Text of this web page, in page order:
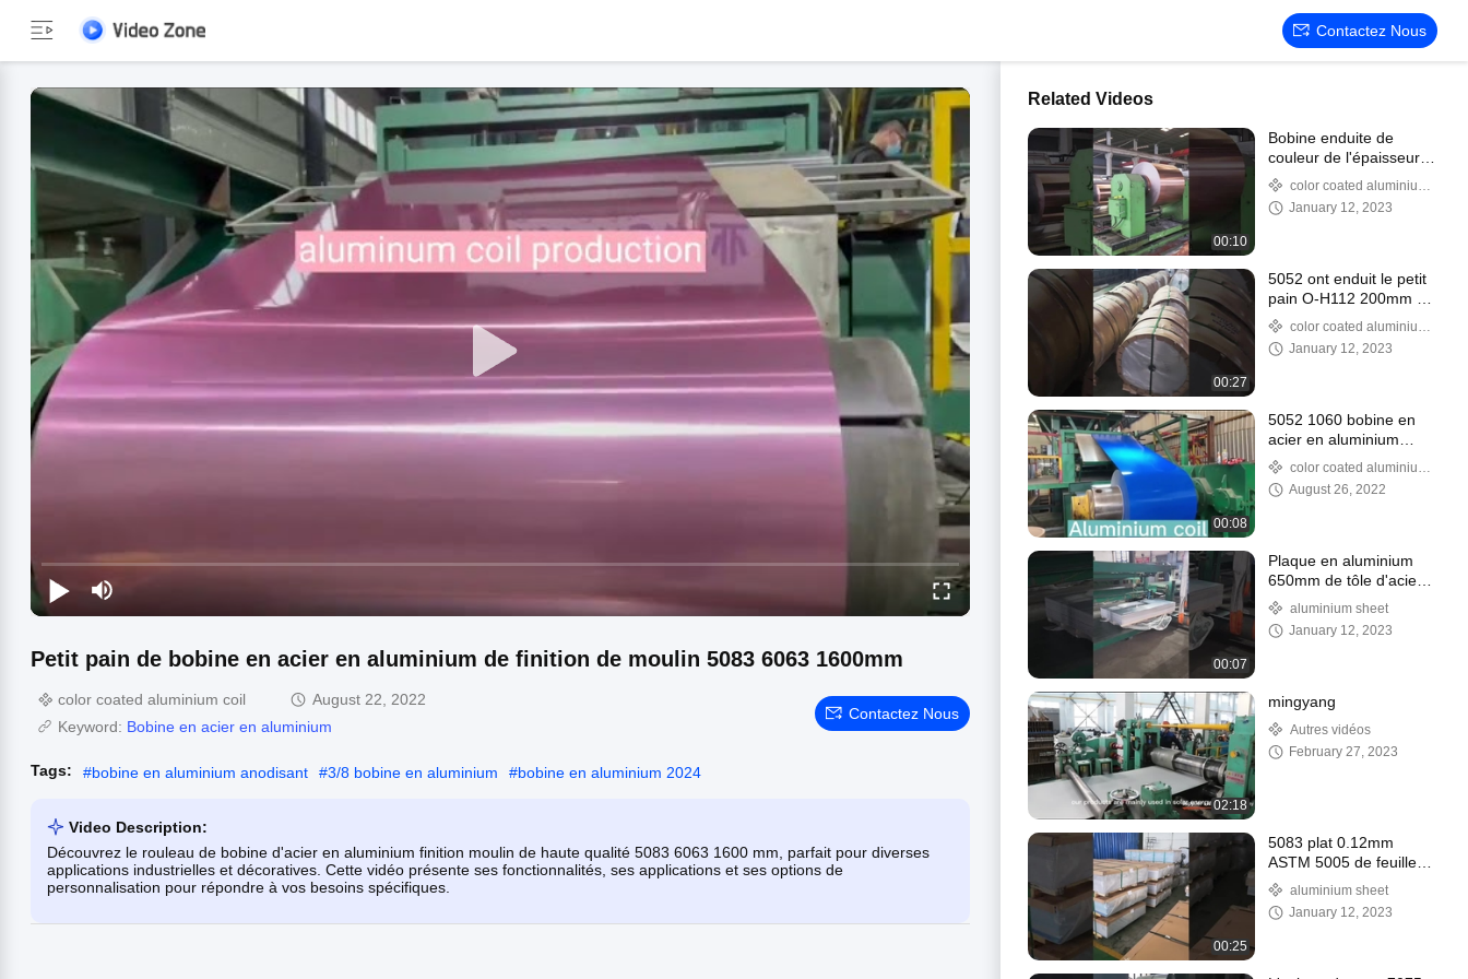
Contactez Nous
Petit pain de bobine en acier en aluminium de finition de moulin 5083 6063 1600mm
color coated aluminium coil
August 22, 2022
Keyword: Bobine en acier en aluminium
Contactez Nous
Tags: #bobine en aluminium anodisant #3/8 bobine en aluminium #bobine en aluminium 2024
Video Description:
Découvrez le rouleau de bobine d'acier en aluminium finition moulin de haute qualité 5083 6063 1600 mm, parfait pour diverses
applications industrielles et décoratives. Cette vidéo présente ses fonctionnalités, ses applications et ses options de
personnalisation pour répondre à vos besoins spécifiques.
Related Videos
00:10
Bobine enduite de
couleur de l'épaisseur
0,06 mm, aluminium
peint 1250 mm
color coated aluminium
coil January 12, 2023
00:27
5052 ont enduit le petit
pain O-H112 200mm de
la bobine 6061 T6
d'acier allié d'aluminium
color coated aluminium
coil January 12, 2023
00:08
5052 1060 bobine en
acier en aluminium
1500mm 0.27mm 3033
anti doigt
color coated aluminium
coil August 26, 2022
00:07
Plaque en aluminium
650mm de tôle d'acier
d'Uns 1060 pour le bord
de moulin de gravure
aluminium sheet
January 12, 2023
02:18
mingyang
Autres vidéos
February 27, 2023
00:25
5083 plat 0.12mm
ASTM 5005 de feuille
d'alliage d'aluminium de
RoHS 1060
aluminium sheet
January 12, 2023